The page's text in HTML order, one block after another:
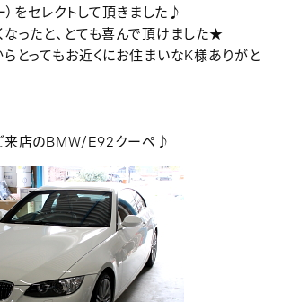
をセレクトして頂きました♪
ったと、とても喜んで頂けました★
とってもお近くにお住まいなK様ありがと
来店のBMW/E92クーペ♪